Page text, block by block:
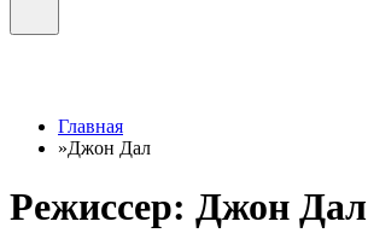
Главная
»Джон Дал
Режиссер: Джон Дал